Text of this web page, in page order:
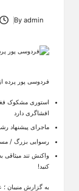
Byadmin
فردوسی پور پرده
استوری مشکوک
افشاگری دارد
ماجرای پیشنهاد
رسوایی بزرگ /
واکنش تند میثاقی
کنید!
به گزارش منیبان ؛